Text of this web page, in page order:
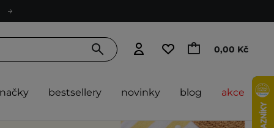
0,00 Kč
bestsellery novinky blog akce